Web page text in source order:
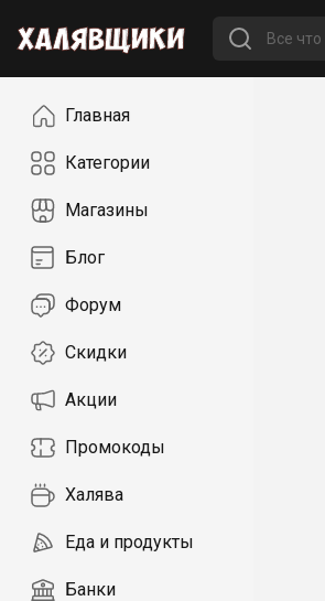
НавигацияГлавная
Категории
Магазины
Блог
Форум
Скидки
Акции
Промокоды
Халява
Еда и продукты
Банки